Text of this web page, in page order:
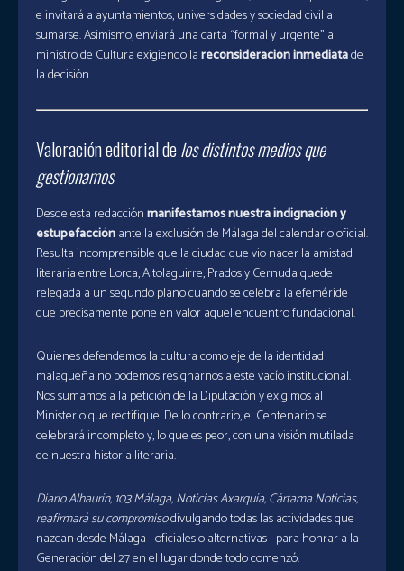
e invitará a ayuntamientos, universidades y sociedad civil a
sumarse. Asimismo, enviará una carta “formal y urgente” al
ministro de Cultura exigiendo lareconsideración inmediatade
la decisión.
Valoración editorial delos distintos medios que
gestionamos
Desde esta redacciónmanifestamos nuestra indignación y
estupefacciónante la exclusión de Málaga del calendario oficial.
Resulta incomprensible que la ciudad que vio nacer la amistad
literaria entre Lorca, Altolaguirre, Prados y Cernuda quede
relegada a un segundo plano cuando se celebra la efeméride
que precisamente pone en valor aquel encuentro fundacional.
Quienes defendemos la cultura como eje de la identidad
malagueña no podemos resignarnos a este vacío institucional.
Nos sumamos a la petición de la Diputación y exigimos al
Ministerio que rectifique. De lo contrario, el Centenario se
celebrará incompleto y, lo que es peor, con una visión mutilada
de nuestra historia literaria.
Diario Alhaurín, 103 Málaga, Noticias Axarquía, Cártama Noticias,
reafirmará su compromisodivulgando todas las actividades que
nazcan desde Málaga —oficiales o alternativas— para honrar a la
Generación del 27 en el lugar donde todo comenzó.